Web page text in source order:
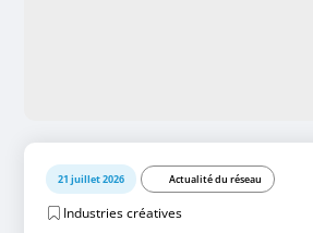
21 juillet 2026 Actualité du réseau
Industries créatives